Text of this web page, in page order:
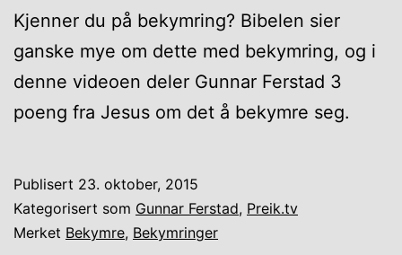
Kjenner du på bekymring? Bibelen sier
ganske mye om dette med bekymring, og i
denne videoen deler Gunnar Ferstad 3
poeng fra Jesus om det å bekymre seg.
Publisert 23. oktober, 2015
Kategorisert som Gunnar Ferstad, Preik.tv
Merket Bekymre, Bekymringer